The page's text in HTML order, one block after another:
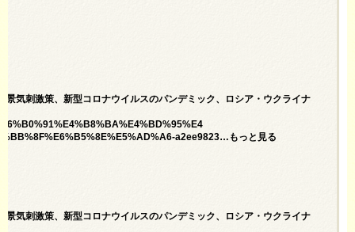
気刺激策、新型コロナウイルスのパンデミック、ロシア・ウクライナ
a2ee9823…もっと見る
気刺激策、新型コロナウイルスのパンデミック、ロシア・ウクライナ